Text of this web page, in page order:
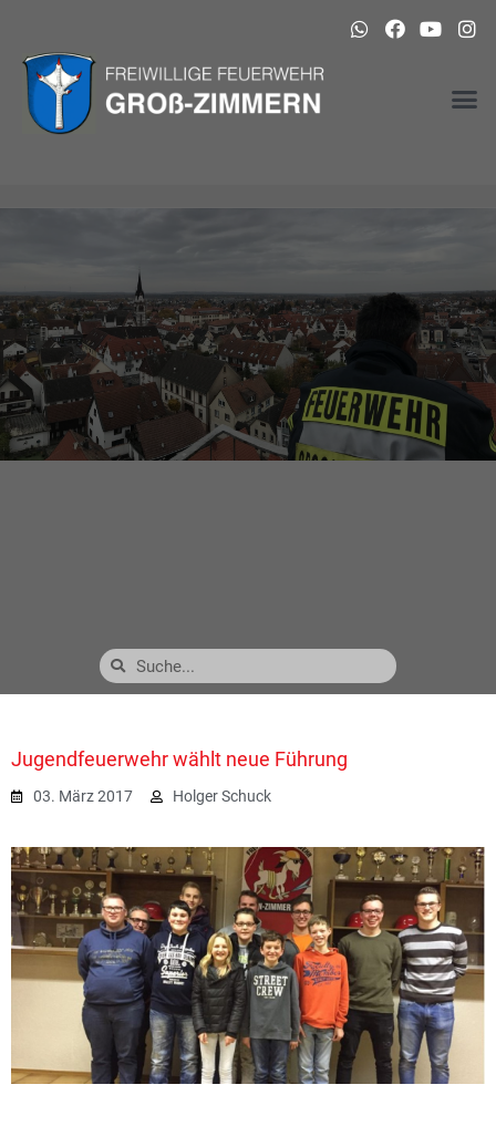
Jugendfeuerwehr wählt neue Führung
03. März 2017 Holger Schuck